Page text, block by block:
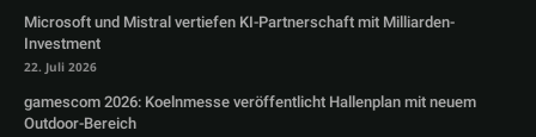
Microsoft und Mistral vertiefen KI-Partnerschaft mit Milliarden-
Investment
22. Juli 2026
gamescom 2026: Koelnmesse veröffentlicht Hallenplan mit neuem
Outdoor-Bereich